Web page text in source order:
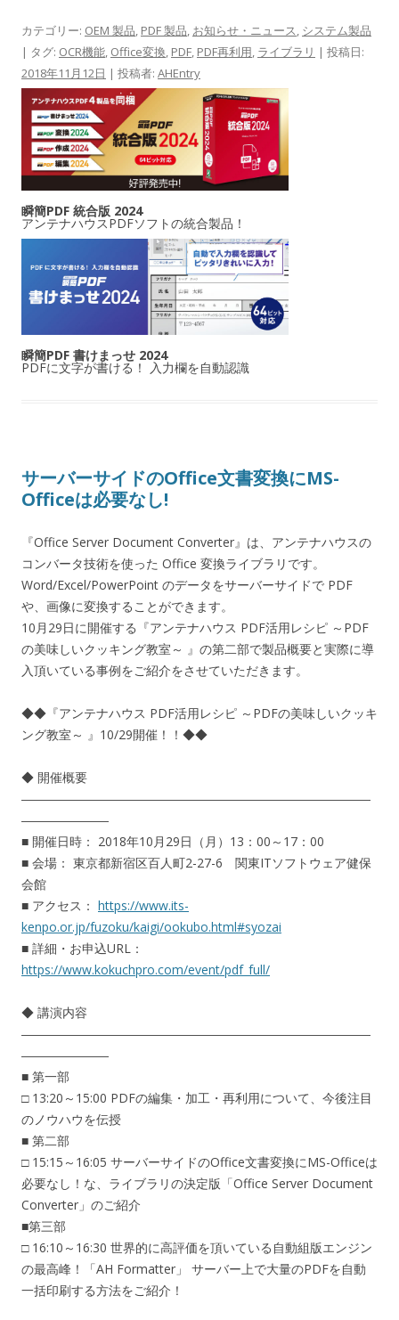
カテゴリー: OEM 製品, PDF 製品, お知らせ・ニュース, システム製品
| タグ: OCR機能, Office変換, PDF, PDF再利用, ライブラリ | 投稿日:
2018年11月12日 | 投稿者: AHEntry
瞬簡PDF 統合版 2024
アンテナハウスPDFソフトの統合製品！
瞬簡PDF 書けまっせ 2024
PDFに文字が書ける！ 入力欄を自動認識
サーバーサイドのOffice文書変換にMS-
Officeは必要なし!
『Office Server Document Converter』は、アンテナハウスの
コンバータ技術を使った Office 変換ライブラリです。
Word/Excel/PowerPoint のデータをサーバーサイドで PDF
や、画像に変換することができます。
10月29日に開催する『アンテナハウス PDF活用レシピ ～PDF
の美味しいクッキング教室～ 』の第二部で製品概要と実際に導
入頂いている事例をご紹介をさせていただきます。
◆◆『アンテナハウス PDF活用レシピ ～PDFの美味しいクッキ
ング教室～ 』10/29開催！！◆◆
◆ 開催概要
――――――――――――――――――――――――――――
―――――――
■ 開催日時： 2018年10月29日（月）13：00～17：00
■ 会場： 東京都新宿区百人町2-27-6 関東ITソフトウェア健保
会館
■ アクセス： https://www.its-
kenpo.or.jp/fuzoku/kaigi/ookubo.html#syozai
■ 詳細・お申込URL：
https://www.kokuchpro.com/event/pdf_full/
◆ 講演内容
――――――――――――――――――――――――――――
―――――――
■ 第一部
□ 13:20～15:00 PDFの編集・加工・再利用について、今後注目
のノウハウを伝授
■ 第二部
□ 15:15～16:05 サーバーサイドのOffice文書変換にMS-Officeは
必要なし！な、ライブラリの決定版「Office Server Document
Converter」のご紹介
■第三部
□ 16:10～16:30 世界的に高評価を頂いている自動組版エンジン
の最高峰！「AH Formatter」 サーバー上で大量のPDFを自動
一括印刷する方法をご紹介！